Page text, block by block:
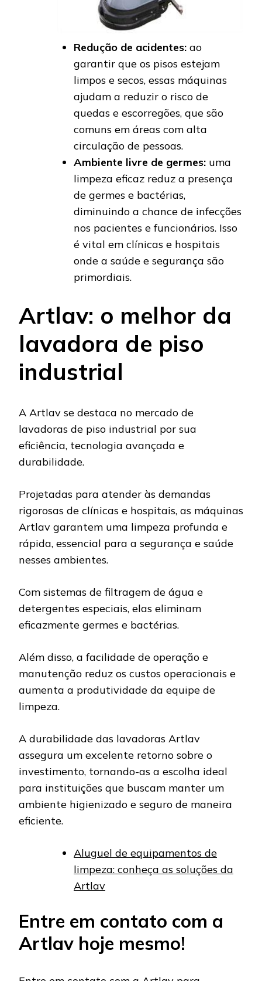
Redução de acidentes: ao
garantir que os pisos estejam
limpos e secos, essas máquinas
ajudam a reduzir o risco de
quedas e escorregões, que são
comuns em áreas com alta
circulação de pessoas.
Ambiente livre de germes: uma
limpeza eficaz reduz a presença
de germes e bactérias,
diminuindo a chance de infecções
nos pacientes e funcionários. Isso
é vital em clínicas e hospitais
onde a saúde e segurança são
primordiais.
Artlav: o melhor da
lavadora de piso
industrial
A Artlav se destaca no mercado de
lavadoras de piso industrial por sua
eficiência, tecnologia avançada e
durabilidade.
Projetadas para atender às demandas
rigorosas de clínicas e hospitais, as máquinas
Artlav garantem uma limpeza profunda e
rápida, essencial para a segurança e saúde
nesses ambientes.
Com sistemas de filtragem de água e
detergentes especiais, elas eliminam
eficazmente germes e bactérias.
Além disso, a facilidade de operação e
manutenção reduz os custos operacionais e
aumenta a produtividade da equipe de
limpeza.
A durabilidade das lavadoras Artlav
assegura um excelente retorno sobre o
investimento, tornando-as a escolha ideal
para instituições que buscam manter um
ambiente higienizado e seguro de maneira
eficiente.
Aluguel de equipamentos de
limpeza: conheça as soluções da
Artlav
Entre em contato com a
Artlav hoje mesmo!